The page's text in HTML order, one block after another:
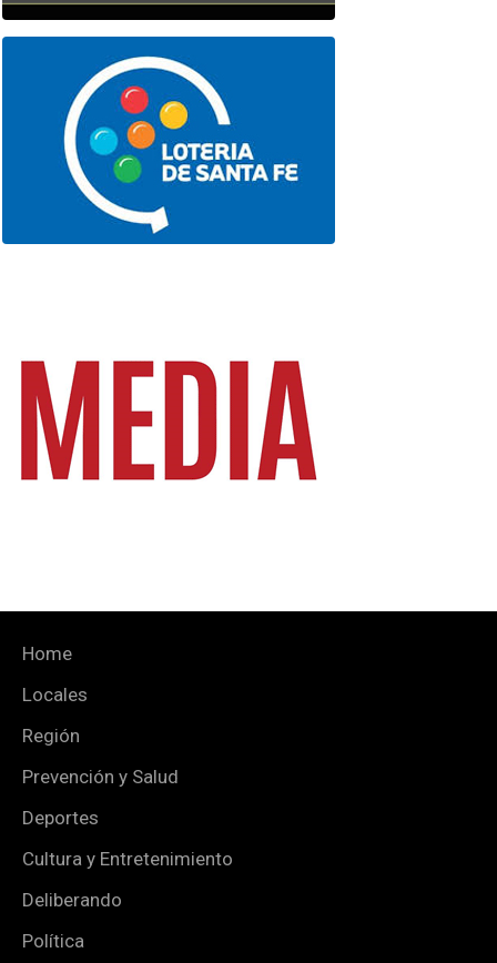
Home
Locales
Región
Prevención y Salud
Deportes
Cultura y Entretenimiento
Deliberando
Política